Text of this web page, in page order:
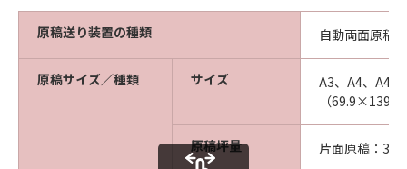
原稿送り装置の種類 自動両面原稿
原稿サイズ／種類 サイズ
A3、A4、A4R
（
原稿坪量 片面原稿：38